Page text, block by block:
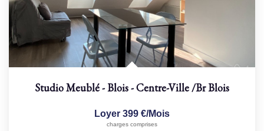
Studio Meublé - Blois - Centre-Ville/brBlois
Loyer 399 €/mois
charges comprises